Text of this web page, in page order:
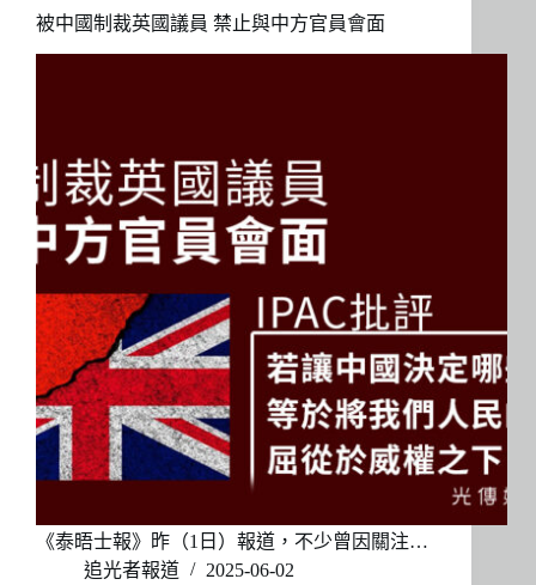
被中國制裁英國議員 禁止與中方官員會面
《泰晤士報》昨（1日）報道，不少曾因關注…
追光者報道
2025-06-02